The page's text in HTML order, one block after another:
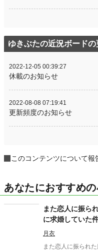
ゆきぶたの近況ボード
2022-12-05 00:39:27
休載のお知らせ
2022-08-08 07:19:41
更新頻度のお知らせ
このコンテンツについて報
あなたにおすすめ
また恋人に振ら
に求婚していた
月衣
また恋人に振られ